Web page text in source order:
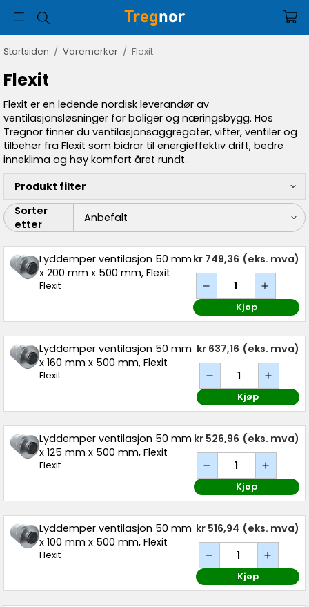
Startsiden / Varemerker / Flexit
Flexit
Flexit er en ledende nordisk leverandør av
ventilasjonsløsninger for boliger og næringsbygg. Hos
Tregnor finner du ventilasjonsaggregater, vifter, ventiler og
tilbehør fra Flexit som bidrar til energieffektiv drift, bedre
inneklima og høy komfort året rundt.
Produkt filter
Sorter
etter
Lyddemper ventilasjon 50 mm
x 200 mm x 500 mm, Flexit
Flexit
kr 749,36 (eks. mva)
Kjøp
Lyddemper ventilasjon 50 mm
x 160 mm x 500 mm, Flexit
Flexit
kr 637,16 (eks. mva)
Kjøp
Lyddemper ventilasjon 50 mm
x 125 mm x 500 mm, Flexit
Flexit
kr 526,96 (eks. mva)
Kjøp
Lyddemper ventilasjon 50 mm
x 100 mm x 500 mm, Flexit
Flexit
kr 516,94 (eks. mva)
Kjøp